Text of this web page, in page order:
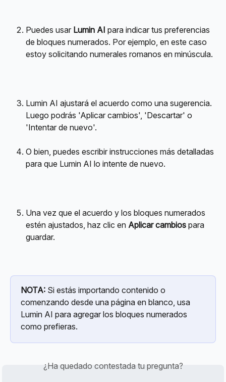
Puedes usar Lumin AI para indicar tus preferencias
de bloques numerados. Por ejemplo, en este caso
estoy solicitando numerales romanos en minúscula.
Lumin AI ajustará el acuerdo como una sugerencia.
Luego podrás 'Aplicar cambios', 'Descartar' o
'Intentar de nuevo'.
O bien, puedes escribir instrucciones más detalladas
para que Lumin AI lo intente de nuevo.
Una vez que el acuerdo y los bloques numerados
estén ajustados, haz clic en Aplicar cambios para
guardar.
NOTA: Si estás importando contenido o
comenzando desde una página en blanco, usa
Lumin AI para agregar los bloques numerados
como prefieras.
¿Ha quedado contestada tu pregunta?